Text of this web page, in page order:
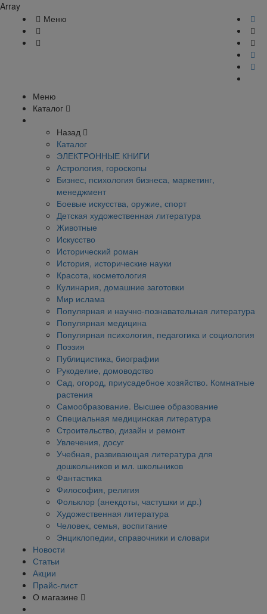
Array
Меню
Меню
Каталог
Назад
Каталог
ЭЛЕКТРОННЫЕ КНИГИ
Астрология, гороскопы
Бизнес, психология бизнеса, маркетинг,
менеджмент
Боевые искусства, оружие, спорт
Детская художественная литература
Животные
Искусство
Исторический роман
История, исторические науки
Красота, косметология
Кулинария, домашние заготовки
Мир ислама
Популярная и научно-познавательная литература
Популярная медицина
Популярная психология, педагогика и социология
Поэзия
Публицистика, биографии
Рукоделие, домоводство
Сад, огород, приусадебное хозяйство. Комнатные
растения
Самообразование. Высшее образование
Специальная медицинская литература
Строительство, дизайн и ремонт
Увлечения, досуг
Учебная, развивающая литература для
дошкольников и мл. школьников
Фантастика
Философия, религия
Фольклор (анекдоты, частушки и др.)
Художественная литература
Человек, семья, воспитание
Энциклопедии, справочники и словари
Новости
Статьи
Акции
Прайс-лист
О магазине